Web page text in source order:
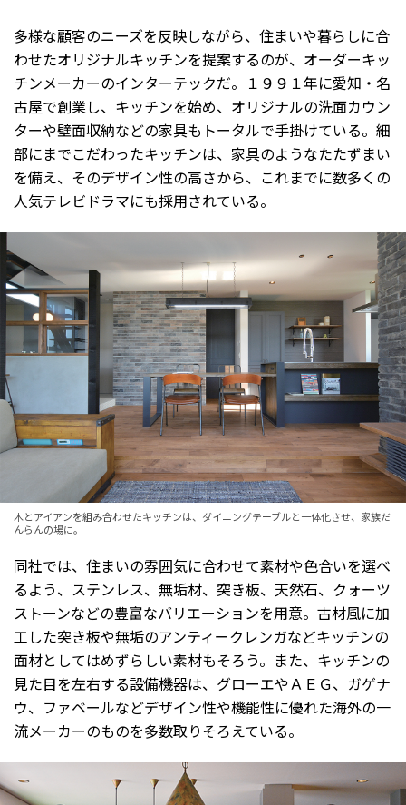
多様な顧客のニーズを反映しながら、住まいや暮らしに合
わせたオリジナルキッチンを提案するのが、オーダーキッ
チンメーカーのインターテックだ。１９９１年に愛知・名
古屋で創業し、キッチンを始め、オリジナルの洗面カウン
ターや壁面収納などの家具もトータルで手掛けている。細
部にまでこだわったキッチンは、家具のようなたたずまい
を備え、そのデザイン性の高さから、これまでに数多くの
人気テレビドラマにも採用されている。
木とアイアンを組み合わせたキッチンは、ダイニングテーブルと一体化させ、家族だ
んらんの場に。
同社では、住まいの雰囲気に合わせて素材や色合いを選べ
るよう、ステンレス、無垢材、突き板、天然石、クォーツ
ストーンなどの豊富なバリエーションを用意。古材風に加
工した突き板や無垢のアンティークレンガなどキッチンの
面材としてはめずらしい素材もそろう。また、キッチンの
見た目を左右する設備機器は、グローエやＡＥＧ、ガゲナ
ウ、ファベールなどデザイン性や機能性に優れた海外の一
流メーカーのものを多数取りそろえている。